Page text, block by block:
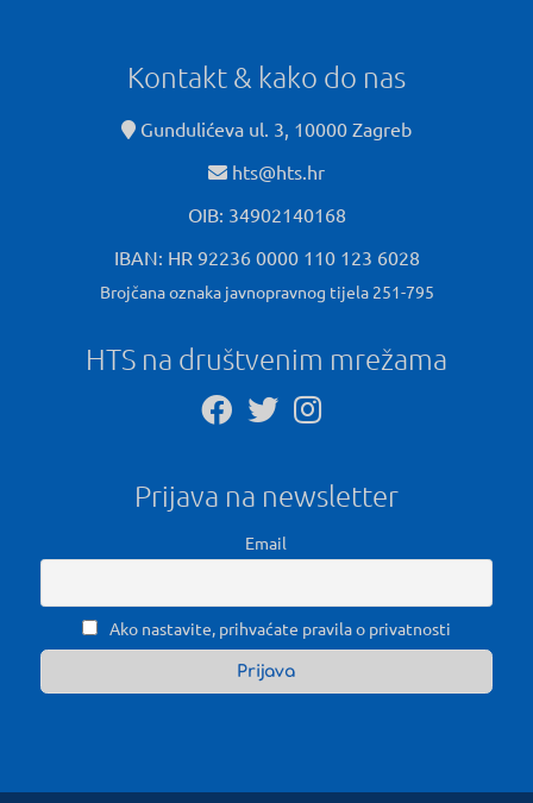
Kontakt & kako do nas
Gundulićeva ul. 3, 10000 Zagreb
hts@hts.hr
OIB: 34902140168
IBAN: HR 92236 0000 110 123 6028
Brojčana oznaka javnopravnog tijela 251-795
HTS na društvenim mrežama
Prijava na newsletter
Email
Ako nastavite, prihvaćate pravila o privatnosti